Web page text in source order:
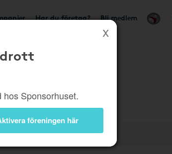
Har du företag? Bli medlem
Sponsorhuset.
föreningen här